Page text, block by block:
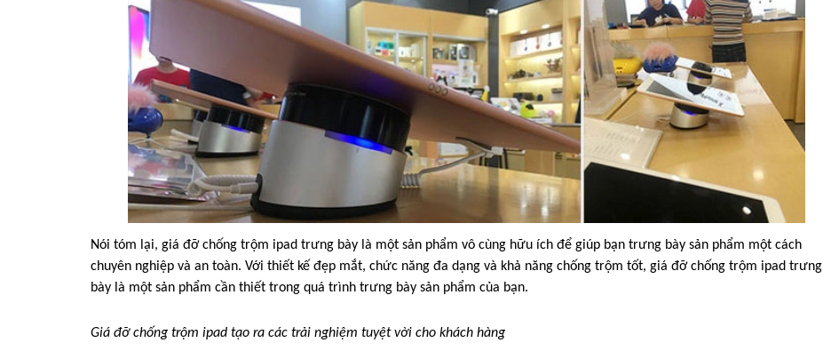
Nói tóm lại, giá đỡ chống trộm ipad trưng bày là một sản phẩm vô cùng hữu ích để giúp bạn trưng bày sản phẩm một cách
chuyên nghiệp và an toàn. Với thiết kế đẹp mắt, chức năng đa dạng và khả năng chống trộm tốt, giá đỡ chống trộm ipad trưng
bày là một sản phẩm cần thiết trong quá trình trưng bày sản phẩm của bạn.
Giá đỡ chống trộm ipad tạo ra các trải nghiệm tuyệt vời cho khách hàng